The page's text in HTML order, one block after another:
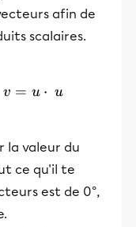
afin de
scalaires.
= u\cdot u
v = u ⋅ u
la valeur du
ce qu'il te
est de 0°,